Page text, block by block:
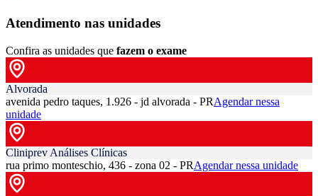
Atendimento nas unidades
Confira as unidades que fazem o exame
Alvorada
avenida pedro taques, 1.926 - jd alvorada - PRAgendar nessa
unidade
Cliniprev Análises Clínicas
rua primo monteschio, 436 - zona 02 - PRAgendar nessa unidade